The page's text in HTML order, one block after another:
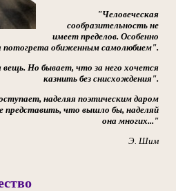
"Человеческая
сообразительность не
имеет пределов. Особенно
потогрета обиженным самолюбием".
Но бывает, что за него хочется
казнить без снисхождения".
наделяя поэтическим даром
представить, что вышло бы, наделяй
она многих..."
Э. Шим